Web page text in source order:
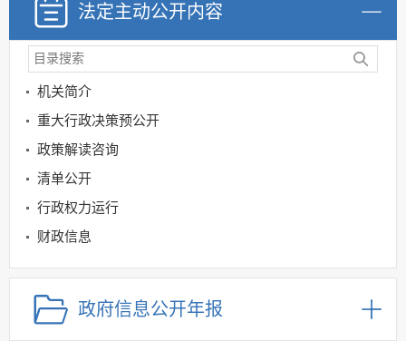
法定主动公开内容
机关简介
重大行政决策预公开
政策解读咨询
清单公开
行政权力运行
财政信息
商务领域
规划信息
建议提案办理
政府信息公开年报